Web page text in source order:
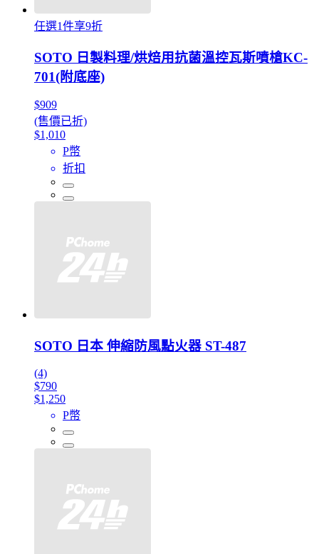
任選1件享9折
SOTO 日製料理/烘焙用抗菌溫控瓦斯噴槍KC-
701(附底座)
$909
(售價已折)
$1,010
P幣
折扣
SOTO 日本 伸縮防風點火器 ST-487
(4)
$790
$1,250
P幣